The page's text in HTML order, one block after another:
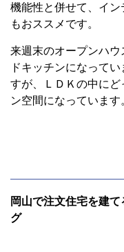
機能性と併せて、イ
もおススメです。
来週末のオープンハ
ドキッチンになって
すが、ＬＤＫの中に
ン空間になっています
岡山で注文住宅を建
グ